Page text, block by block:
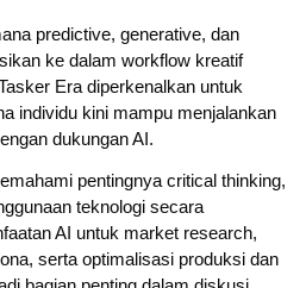
predictive, generative, dan
ke dalam workflow kreatif
Era diperkenalkan untuk
individu kini mampu menjalankan
dukungan AI.
pentingnya critical thinking,
teknologi secara
AI untuk market research,
serta optimalisasi produksi dan